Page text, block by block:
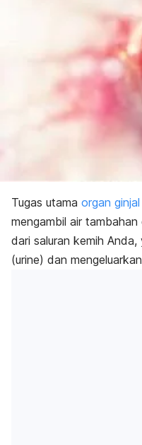
Tugas utama organ ginjal
mengambil air
dari saluran kemih
(urine) dan